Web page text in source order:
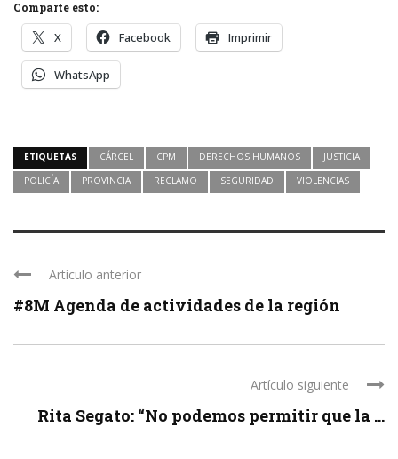
Comparte esto:
X Facebook Imprimir
WhatsApp
ETIQUETAS CÁRCEL CPM DERECHOS HUMANOS
JUSTICIA
POLICÍA
PROVINCIA RECLAMO SEGURIDAD VIOLENCIAS
Artículo anterior
#8M Agenda de actividades de la región
Artículo siguiente
Rita Segato: “No podemos permitir que la ...